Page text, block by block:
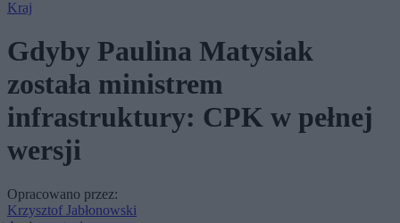
Kraj
Gdyby Paulina Matysiak
została ministrem
infrastruktury: CPK w pełnej
wersji
Opracowano przez:
Krzysztof Jabłonowski